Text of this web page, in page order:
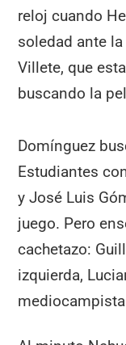
reloj cuando
soledad ante
Villete, que
buscando la
Domínguez
Estudiantes
y José Luis
juego. Pero
cachetazo:
izquierda,